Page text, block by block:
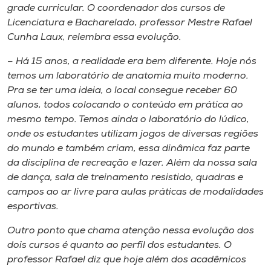
Rádio
Unoesc
Store
Selecione
grade curricular. O coordenador dos cursos de
Licenciatura e Bacharelado, professor Mestre Rafael
Cunha Laux, relembra essa evolução.
– Há 15 anos, a realidade era bem diferente. Hoje nós
temos um laboratório de anatomia muito moderno.
Pra se ter uma ideia, o local consegue receber 60
alunos, todos colocando o conteúdo em prática ao
mesmo tempo. Temos ainda o laboratório do lúdico,
onde os estudantes utilizam jogos de diversas regiões
do mundo e também criam, essa dinâmica faz parte
da disciplina de recreação e lazer. Além da nossa sala
de dança, sala de treinamento resistido, quadras e
campos ao ar livre para aulas práticas de modalidades
esportivas.
Outro ponto que chama atenção nessa evolução dos
dois cursos é quanto ao perfil dos estudantes. O
professor Rafael diz que hoje além dos acadêmicos